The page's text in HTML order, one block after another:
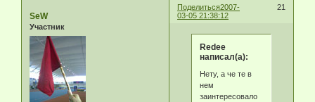
Поделиться 21
2007-
03-05 21:38:12
SeW
Участник
Redee
написал(а):
Нету, а че те в
нем
заинтересовало